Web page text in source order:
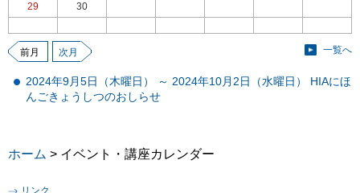
29
30
前月 一覧へ
次月
2024年9月5日（木曜日） ～ 2024年10月2日（水曜日） HIAにほ
んごきょうしつのおしらせ
ホーム > イベント・講座カレンダー
リンク